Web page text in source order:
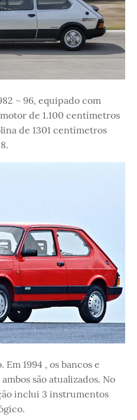
~ 96, equipado com
de 1.100 centímetros
de 1301 centímetros
Em 1994 , os bancos e
são atualizados. No
inclui 3 instrumentos